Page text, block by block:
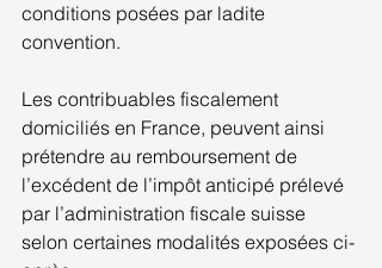
conditions posées par ladite
convention.
Les contribuables fiscalement
domiciliés en France, peuvent ainsi
prétendre au remboursement de
l’excédent de l’impôt anticipé prélevé
par l’administration fiscale suisse
selon certaines modalités exposées ci-